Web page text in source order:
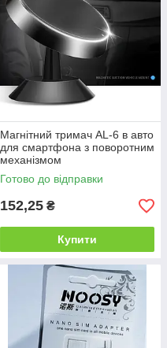
Магнітний тримач AL-6 в авто
для смартфона з поворотним
механізмом
Готово до відправки
152,25 ₴
Купити